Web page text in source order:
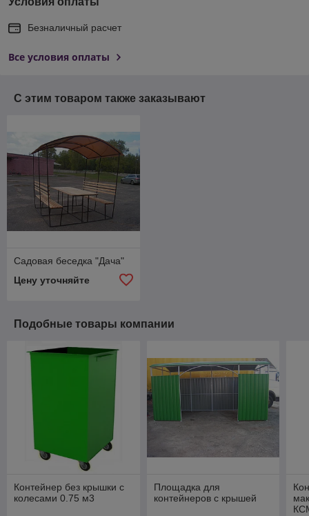
Безналичный расчет
Все условия оплаты
С этим товаром также заказывают
Садовая беседка "Дача"
Цену уточняйте
Подобные товары компании
Контейнер без крышки с
колесами 0.75 м3
Площадка для
контейнеров с крышей